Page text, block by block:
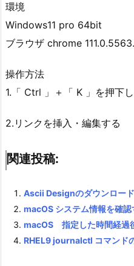
環境
Windows11 pro 64bit
ブラウザ chrome
操作方法
1.「 Ctrl 」＋「 K 」を押下し
2.リンクを挿入・編集する
関連投稿:
Ascii Designのダウンロード
macOS システム情報を確認
macOS 指定した時間経過
RHEL9 journalctl コマンド